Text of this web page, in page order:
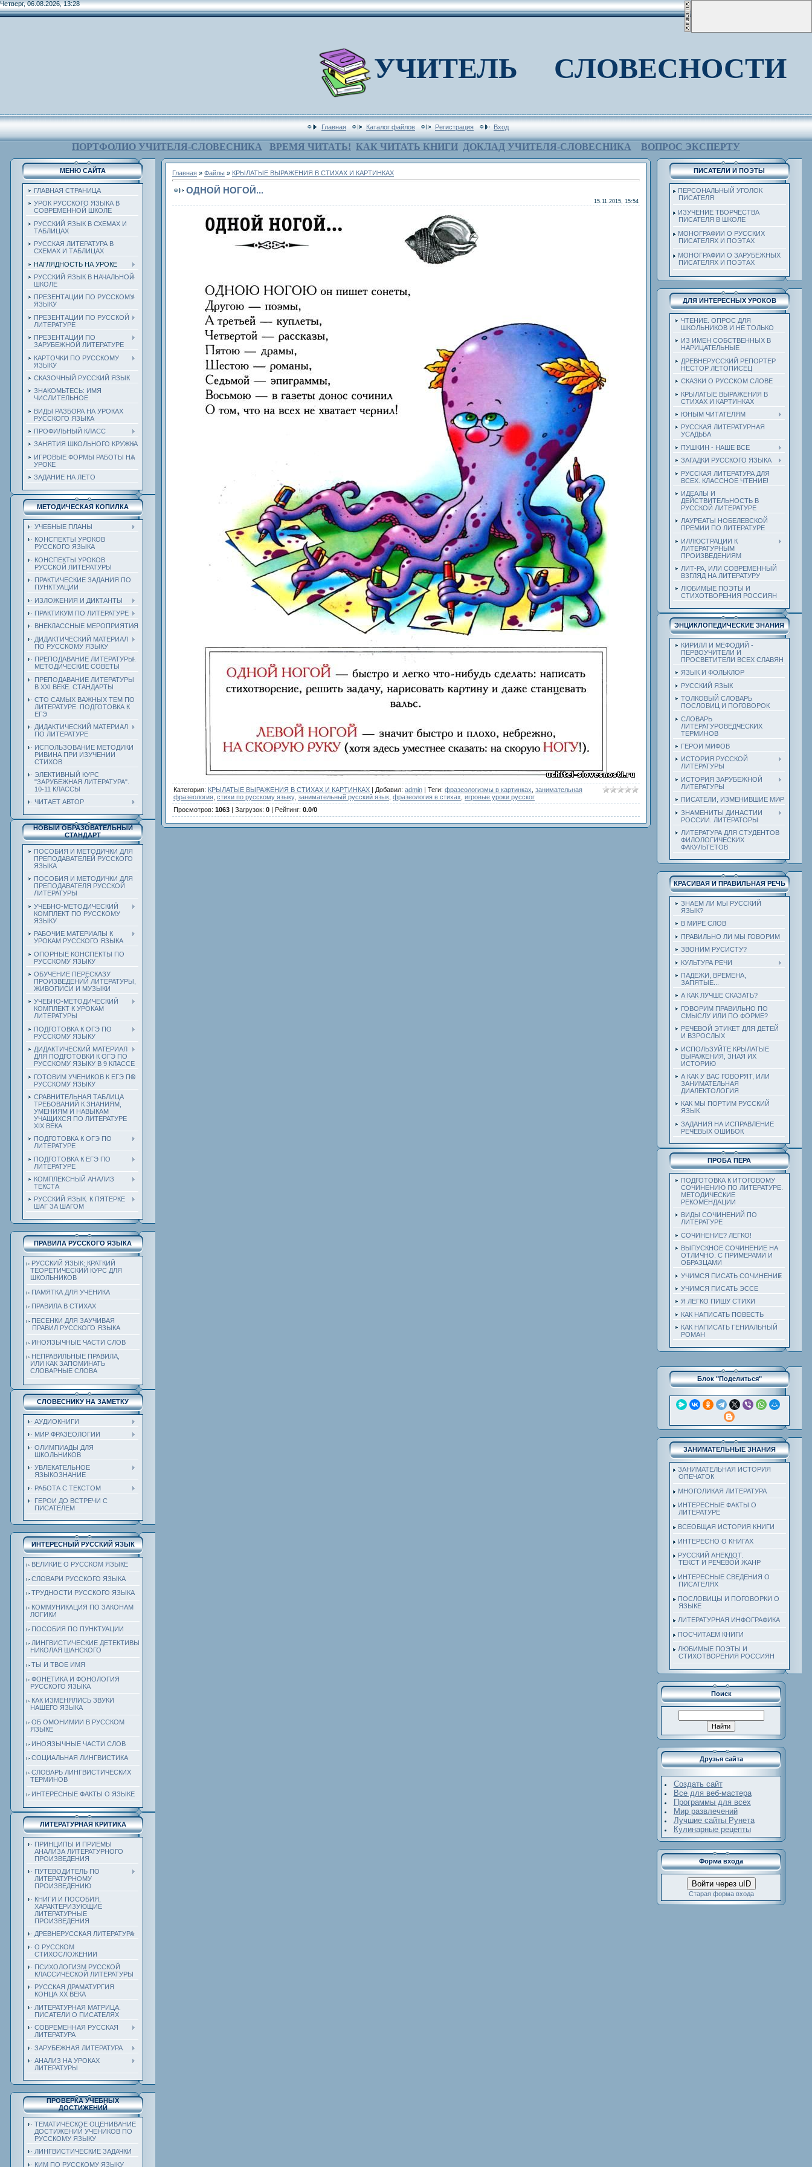
Четверг, 06.08.2026, 13:28
УЧИТЕЛЬ СЛОВЕСНОСТИ
Главная Каталог файлов Регистрация Вход
ПОРТФОЛИО УЧИТЕЛЯ-СЛОВЕСНИКА ВРЕМЯ ЧИТАТЬ! КАК ЧИТАТЬ КНИГИ ДОКЛАД УЧИТЕЛЯ-СЛОВЕСНИКА ВОПРОС ЭКСПЕРТУ
МЕНЮ САЙТА
ГЛАВНАЯ СТРАНИЦА
УРОК РУССКОГО ЯЗЫКА В
СОВРЕМЕННОЙ ШКОЛЕ
РУССКИЙ ЯЗЫК В СХЕМАХ И
ТАБЛИЦАХ
РУССКАЯ ЛИТЕРАТУРА В
СХЕМАХ И ТАБЛИЦАХ
НАГЛЯДНОСТЬ НА УРОКЕ
РУССКИЙ ЯЗЫК В НАЧАЛЬНОЙ
ШКОЛЕ
ПРЕЗЕНТАЦИИ ПО РУССКОМУ
ЯЗЫКУ
ПРЕЗЕНТАЦИИ ПО РУССКОЙ
ЛИТЕРАТУРЕ
ПРЕЗЕНТАЦИИ ПО
ЗАРУБЕЖНОЙ ЛИТЕРАТУРЕ
КАРТОЧКИ ПО РУССКОМУ
ЯЗЫКУ
СКАЗОЧНЫЙ РУССКИЙ ЯЗЫК
ЗНАКОМЬТЕСЬ: ИМЯ
ЧИСЛИТЕЛЬНОЕ
ВИДЫ РАЗБОРА НА УРОКАХ
РУССКОГО ЯЗЫКА
ПРОФИЛЬНЫЙ КЛАСС
ЗАНЯТИЯ ШКОЛЬНОГО КРУЖКА
ИГРОВЫЕ ФОРМЫ РАБОТЫ НА
УРОКЕ
ЗАДАНИЕ НА ЛЕТО
МЕТОДИЧЕСКАЯ КОПИЛКА
УЧЕБНЫЕ ПЛАНЫ
КОНСПЕКТЫ УРОКОВ
РУССКОГО ЯЗЫКА
КОНСПЕКТЫ УРОКОВ
РУССКОЙ ЛИТЕРАТУРЫ
ПРАКТИЧЕСКИЕ ЗАДАНИЯ ПО
ПУНКТУАЦИИ
ИЗЛОЖЕНИЯ И ДИКТАНТЫ
ПРАКТИКУМ ПО ЛИТЕРАТУРЕ
ВНЕКЛАССНЫЕ МЕРОПРИЯТИЯ
ДИДАКТИЧЕСКИЙ МАТЕРИАЛ
ПО РУССКОМУ ЯЗЫКУ
ПРЕПОДАВАНИЕ ЛИТЕРАТУРЫ.
МЕТОДИЧЕСКИЕ СОВЕТЫ
ПРЕПОДАВАНИЕ ЛИТЕРАТУРЫ
В XXI ВЕКЕ. СТАНДАРТЫ
СТО САМЫХ ВАЖНЫХ ТЕМ ПО
ЛИТЕРАТУРЕ. ПОДГОТОВКА К
ЕГЭ
ДИДАКТИЧЕСКИЙ МАТЕРИАЛ
ПО ЛИТЕРАТУРЕ
ИСПОЛЬЗОВАНИЕ МЕТОДИКИ
РИВИНА ПРИ ИЗУЧЕНИИ
СТИХОВ
ЭЛЕКТИВНЫЙ КУРС
"ЗАРУБЕЖНАЯ ЛИТЕРАТУРА".
10-11 КЛАССЫ
ЧИТАЕТ АВТОР
НОВЫЙ ОБРАЗОВАТЕЛЬНЫЙ
СТАНДАРТ
ПОСОБИЯ И МЕТОДИЧКИ ДЛЯ
ПРЕПОДАВАТЕЛЕЙ РУССКОГО
ЯЗЫКА
ПОСОБИЯ И МЕТОДИЧКИ ДЛЯ
ПРЕПОДАВАТЕЛЯ РУССКОЙ
ЛИТЕРАТУРЫ
УЧЕБНО-МЕТОДИЧЕСКИЙ
КОМПЛЕКТ ПО РУССКОМУ
ЯЗЫКУ
РАБОЧИЕ МАТЕРИАЛЫ К
УРОКАМ РУССКОГО ЯЗЫКА
ОПОРНЫЕ КОНСПЕКТЫ ПО
РУССКОМУ ЯЗЫКУ
ОБУЧЕНИЕ ПЕРЕСКАЗУ
ПРОИЗВЕДЕНИЙ ЛИТЕРАТУРЫ,
ЖИВОПИСИ И МУЗЫКИ
УЧЕБНО-МЕТОДИЧЕСКИЙ
КОМПЛЕКТ К УРОКАМ
ЛИТЕРАТУРЫ
ПОДГОТОВКА К ОГЭ ПО
РУССКОМУ ЯЗЫКУ
ДИДАКТИЧЕСКИЙ МАТЕРИАЛ
ДЛЯ ПОДГОТОВКИ К ОГЭ ПО
РУССКОМУ ЯЗЫКУ В 9 КЛАССЕ
ГОТОВИМ УЧЕНИКОВ К ЕГЭ ПО
РУССКОМУ ЯЗЫКУ
СРАВНИТЕЛЬНАЯ ТАБЛИЦА
ТРЕБОВАНИЙ К ЗНАНИЯМ,
УМЕНИЯМ И НАВЫКАМ
УЧАЩИХСЯ ПО ЛИТЕРАТУРЕ
ХIХ ВЕКА
ПОДГОТОВКА К ОГЭ ПО
ЛИТЕРАТУРЕ
ПОДГОТОВКА К ЕГЭ ПО
ЛИТЕРАТУРЕ
КОМПЛЕКСНЫЙ АНАЛИЗ
ТЕКСТА
РУССКИЙ ЯЗЫК. К ПЯТЕРКЕ
ШАГ ЗА ШАГОМ
ПРАВИЛА РУССКОГО ЯЗЫКА
РУССКИЙ ЯЗЫК: КРАТКИЙ
ТЕОРЕТИЧЕСКИЙ КУРС ДЛЯ
ШКОЛЬНИКОВ
ПАМЯТКА ДЛЯ УЧЕНИКА
ПРАВИЛА В СТИХАХ
ПЕСЕНКИ ДЛЯ ЗАУЧИВАЯ
ПРАВИЛ РУССКОГО ЯЗЫКА
ИНОЯЗЫЧНЫЕ ЧАСТИ СЛОВ
НЕПРАВИЛЬНЫЕ ПРАВИЛА,
ИЛИ КАК ЗАПОМИНАТЬ
СЛОВАРНЫЕ СЛОВА
СЛОВЕСНИКУ НА ЗАМЕТКУ
АУДИОКНИГИ
МИР ФРАЗЕОЛОГИИ
ОЛИМПИАДЫ ДЛЯ
ШКОЛЬНИКОВ
УВЛЕКАТЕЛЬНОЕ
ЯЗЫКОЗНАНИЕ
РАБОТА С ТЕКСТОМ
ГЕРОИ ДО ВСТРЕЧИ С
ПИСАТЕЛЕМ
ИНТЕРЕСНЫЙ РУССКИЙ ЯЗЫК
ВЕЛИКИЕ О РУССКОМ ЯЗЫКЕ
СЛОВАРИ РУССКОГО ЯЗЫКА
ТРУДНОСТИ РУССКОГО ЯЗЫКА
КОММУНИКАЦИЯ ПО ЗАКОНАМ
ЛОГИКИ
ПОСОБИЯ ПО ПУНКТУАЦИИ
ЛИНГВИСТИЧЕСКИЕ ДЕТЕКТИВЫ
НИКОЛАЯ ШАНСКОГО
ТЫ И ТВОЕ ИМЯ
ФОНЕТИКА И ФОНОЛОГИЯ
РУССКОГО ЯЗЫКА
КАК ИЗМЕНЯЛИСЬ ЗВУКИ
НАШЕГО ЯЗЫКА
ОБ ОМОНИМИИ В РУССКОМ
ЯЗЫКЕ
ИНОЯЗЫЧНЫЕ ЧАСТИ СЛОВ
СОЦИАЛЬНАЯ ЛИНГВИСТИКА
СЛОВАРЬ ЛИНГВИСТИЧЕСКИХ
ТЕРМИНОВ
ИНТЕРЕСНЫЕ ФАКТЫ О ЯЗЫКЕ
ЛИТЕРАТУРНАЯ КРИТИКА
ПРИНЦИПЫ И ПРИЕМЫ
АНАЛИЗА ЛИТЕРАТУРНОГО
ПРОИЗВЕДЕНИЯ
ПУТЕВОДИТЕЛЬ ПО
ЛИТЕРАТУРНОМУ
ПРОИЗВЕДЕНИЮ
КНИГИ И ПОСОБИЯ,
ХАРАКТЕРИЗУЮЩИЕ
ЛИТЕРАТУРНЫЕ
ПРОИЗВЕДЕНИЯ
ДРЕВНЕРУССКАЯ ЛИТЕРАТУРА
О РУССКОМ
СТИХОСЛОЖЕНИИ
ПСИХОЛОГИЗМ РУССКОЙ
КЛАССИЧЕСКОЙ ЛИТЕРАТУРЫ
РУССКАЯ ДРАМАТУРГИЯ
КОНЦА ХХ ВЕКА
ЛИТЕРАТУРНАЯ МАТРИЦА.
ПИСАТЕЛИ О ПИСАТЕЛЯХ
СОВРЕМЕННАЯ РУССКАЯ
ЛИТЕРАТУРА
ЗАРУБЕЖНАЯ ЛИТЕРАТУРА
АНАЛИЗ НА УРОКАХ
ЛИТЕРАТУРЫ
ПРОВЕРКА УЧЕБНЫХ
ДОСТИЖЕНИЙ
ТЕМАТИЧЕСКОЕ ОЦЕНИВАНИЕ
ДОСТИЖЕНИЙ УЧЕНИКОВ ПО
РУССКОМУ ЯЗЫКУ
ЛИНГВИСТИЧЕСКИЕ ЗАДАЧКИ
КИМ ПО РУССКОМУ ЯЗЫКУ
Главная » Файлы » КРЫЛАТЫЕ ВЫРАЖЕНИЯ В СТИХАХ И КАРТИНКАХ
ОДНОЙ НОГОЙ...
15.11.2015, 15:54
Категория: КРЫЛАТЫЕ ВЫРАЖЕНИЯ В СТИХАХ И КАРТИНКАХ | Добавил: admin | Теги: фразеологизмы в картинках занимательная
фразеология стихи по русскому языку, занимательный русский язык фразеология в стихах игровые уроки русског
Просмотров: 1063 | Загрузок: 0 | Рейтинг: 0.0/0
ПИСАТЕЛИ И ПОЭТЫ
ПЕРСОНАЛЬНЫЙ УГОЛОК
ПИСАТЕЛЯ
ИЗУЧЕНИЕ ТВОРЧЕСТВА
ПИСАТЕЛЯ В ШКОЛЕ
МОНОГРАФИИ О РУССКИХ
ПИСАТЕЛЯХ И ПОЭТАХ
МОНОГРАФИИ О ЗАРУБЕЖНЫХ
ПИСАТЕЛЯХ И ПОЭТАХ
ДЛЯ ИНТЕРЕСНЫХ УРОКОВ
ЧТЕНИЕ. ОПРОС ДЛЯ
ШКОЛЬНИКОВ И НЕ ТОЛЬКО
ИЗ ИМЕН СОБСТВЕННЫХ В
НАРИЦАТЕЛЬНЫЕ
ДРЕВНЕРУССКИЙ РЕПОРТЕР
НЕСТОР ЛЕТОПИСЕЦ
СКАЗКИ О РУССКОМ СЛОВЕ
КРЫЛАТЫЕ ВЫРАЖЕНИЯ В
СТИХАХ И КАРТИНКАХ
ЮНЫМ ЧИТАТЕЛЯМ
РУССКАЯ ЛИТЕРАТУРНАЯ
УСАДЬБА
ПУШКИН - НАШЕ ВСЕ
ЗАГАДКИ РУССКОГО ЯЗЫКА
РУССКАЯ ЛИТЕРАТУРА ДЛЯ
ВСЕХ. КЛАССНОЕ ЧТЕНИЕ!
ИДЕАЛЫ И
ДЕЙСТВИТЕЛЬНОСТЬ В
РУССКОЙ ЛИТЕРАТУРЕ
ЛАУРЕАТЫ НОБЕЛЕВСКОЙ
ПРЕМИИ ПО ЛИТЕРАТУРЕ
ИЛЛЮСТРАЦИИ К
ЛИТЕРАТУРНЫМ
ПРОИЗВЕДЕНИЯМ
ЛИТ-РА, ИЛИ СОВРЕМЕННЫЙ
ВЗГЛЯД НА ЛИТЕРАТУРУ
ЛЮБИМЫЕ ПОЭТЫ И
СТИХОТВОРЕНИЯ РОССИЯН
ЭНЦИКЛОПЕДИЧЕСКИЕ ЗНАНИЯ
КИРИЛЛ И МЕФОДИЙ -
ПЕРВОУЧИТЕЛИ И
ПРОСВЕТИТЕЛИ ВСЕХ СЛАВЯН
ЯЗЫК И ФОЛЬКЛОР
РУССКИЙ ЯЗЫК
ТОЛКОВЫЙ СЛОВАРЬ
ПОСЛОВИЦ И ПОГОВОРОК
СЛОВАРЬ
ЛИТЕРАТУРОВЕДЧЕСКИХ
ТЕРМИНОВ
ГЕРОИ МИФОВ
ИСТОРИЯ РУССКОЙ
ЛИТЕРАТУРЫ
ИСТОРИЯ ЗАРУБЕЖНОЙ
ЛИТЕРАТУРЫ
ПИСАТЕЛИ, ИЗМЕНИВШИЕ МИР
ЗНАМЕНИТЫ ДИНАСТИИ
РОССИИ. ЛИТЕРАТОРЫ
ЛИТЕРАТУРА ДЛЯ СТУДЕНТОВ
ФИЛОЛОГИЧЕСКИХ
ФАКУЛЬТЕТОВ
КРАСИВАЯ И ПРАВИЛЬНАЯ РЕЧЬ
ЗНАЕМ ЛИ МЫ РУССКИЙ
ЯЗЫК?
В МИРЕ СЛОВ
ПРАВИЛЬНО ЛИ МЫ ГОВОРИМ
ЗВОНИМ РУСИСТУ?
КУЛЬТУРА РЕЧИ
ПАДЕЖИ, ВРЕМЕНА,
ЗАПЯТЫЕ...
А КАК ЛУЧШЕ СКАЗАТЬ?
ГОВОРИМ ПРАВИЛЬНО ПО
СМЫСЛУ ИЛИ ПО ФОРМЕ?
РЕЧЕВОЙ ЭТИКЕТ ДЛЯ ДЕТЕЙ
И ВЗРОСЛЫХ
ИСПОЛЬЗУЙТЕ КРЫЛАТЫЕ
ВЫРАЖЕНИЯ, ЗНАЯ ИХ
ИСТОРИЮ
А КАК У ВАС ГОВОРЯТ, ИЛИ
ЗАНИМАТЕЛЬНАЯ
ДИАЛЕКТОЛОГИЯ
КАК МЫ ПОРТИМ РУССКИЙ
ЯЗЫК
ЗАДАНИЯ НА ИСПРАВЛЕНИЕ
РЕЧЕВЫХ ОШИБОК
ПРОБА ПЕРА
ПОДГОТОВКА К ИТОГОВОМУ
СОЧИНЕНИЮ ПО ЛИТЕРАТУРЕ.
МЕТОДИЧЕСКИЕ
РЕКОМЕНДАЦИИ
ВИДЫ СОЧИНЕНИЙ ПО
ЛИТЕРАТУРЕ
СОЧИНЕНИЕ? ЛЕГКО!
ВЫПУСКНОЕ СОЧИНЕНИЕ НА
ОТЛИЧНО. С ПРИМЕРАМИ И
ОБРАЗЦАМИ
УЧИМСЯ ПИСАТЬ СОЧИНЕНИЕ
УЧИМСЯ ПИСАТЬ ЭССЕ
Я ЛЕГКО ПИШУ СТИХИ
КАК НАПИСАТЬ ПОВЕСТЬ
КАК НАПИСАТЬ ГЕНИАЛЬНЫЙ
РОМАН
Блок "Поделиться"
ЗАНИМАТЕЛЬНЫЕ ЗНАНИЯ
ЗАНИМАТЕЛЬНАЯ ИСТОРИЯ
ОПЕЧАТОК
МНОГОЛИКАЯ ЛИТЕРАТУРА
ИНТЕРЕСНЫЕ ФАКТЫ О
ЛИТЕРАТУРЕ
ВСЕОБЩАЯ ИСТОРИЯ КНИГИ
ИНТЕРЕСНО О КНИГАХ
РУССКИЙ АНЕКДОТ.
ТЕКСТ И РЕЧЕВОЙ ЖАНР
ИНТЕРЕСНЫЕ СВЕДЕНИЯ О
ПИСАТЕЛЯХ
ПОСЛОВИЦЫ И ПОГОВОРКИ О
ЯЗЫКЕ
ЛИТЕРАТУРНАЯ ИНФОГРАФИКА
ПОСЧИТАЕМ КНИГИ
ЛЮБИМЫЕ ПОЭТЫ И
СТИХОТВОРЕНИЯ РОССИЯН
Поиск
Друзья сайта
Создать сайт
Все для веб-мастера
Программы для всех
Мир развлечений
Лучшие сайты Рунета
Кулинарные рецепты
Форма входа
Войти через uID
Старая форма входа